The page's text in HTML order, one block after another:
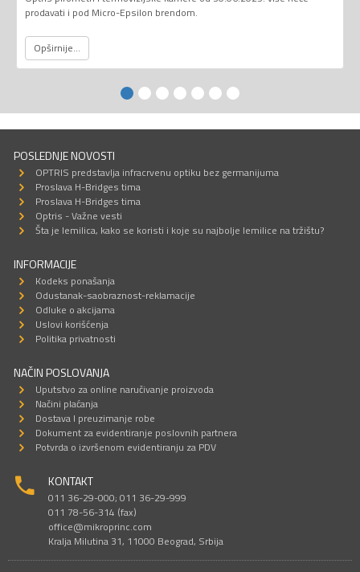
prodavati i pod Micro-Epsilon brendom.
Opširnije...
POSLEDNJE NOVOSTI
OPTRIS predstavlja infracrvenu optiku bez germanijuma
Proslava H-Bridges tima
Proslava H-Bridges tima
Optris - Važne vesti
Šta je lemilica, kako se koristi i koje su najbolje lemilice na tržištu?
INFORMACIJE
Kodeks ponašanja
Odustanak-saobraznost-reklamacije
Odluke o akcijama
Uslovi korišćenja
Politika privatnosti
NAČIN POSLOVANJA
Uputstvo za online naručivanje proizvoda
Načini plaćanja
Dostava I preuzimanje robe
Dokument za evidentiranje poslovnih partnera
Potvrda o izvršenom evidentiranju za PDV
KONTAKT
011 36-29-000; 011 36-29-999
011 78-56-314 (fax)
office@mikroprinc.com
Kralja Milutina 31, 11000 Beograd, Srbija